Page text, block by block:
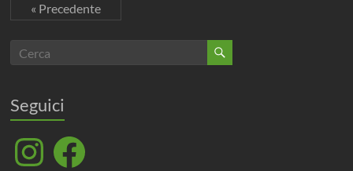
« Precedente
Seguici
InstagramFacebook